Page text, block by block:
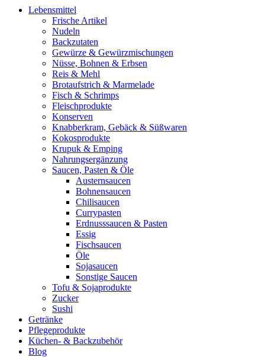
Lebensmittel
Frische Artikel
Nudeln
Backzutaten
Gewürze & Gewürzmischungen
Nüsse, Bohnen & Erbsen
Reis & Mehl
Brotaufstrich & Marmelade
Fisch & Schrimps
Fleischprodukte
Konserven
Knabberkram, Gebäck & Süßwaren
Kokosprodukte
Krupuk & Emping
Nahrungsergänzung
Saucen, Pasten & Öle
Austernsaucen
Bohnensaucen
Chilisaucen
Currypasten
Erdnusssaucen & Pasten
Essig
Fischsaucen
Öle
Sojasaucen
Sonstige Saucen
Tofu & Sojaprodukte
Zucker
Sushi
Getränke
Pflegeprodukte
Küchen- & Backzubehör
Blog